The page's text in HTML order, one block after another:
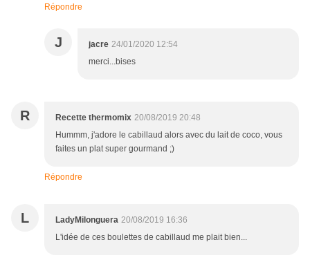
Répondre
J jacre 24/01/2020 12:54
merci...bises
R Recette thermomix 20/08/2019 20:48
Hummm, j'adore le cabillaud alors avec du lait de coco, vous
faites un plat super gourmand ;)
Répondre
L LadyMilonguera 20/08/2019 16:36
L'idée de ces boulettes de cabillaud me plait bien...